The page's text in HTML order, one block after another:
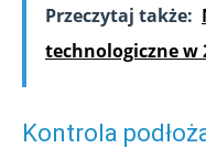
Przeczytaj także:
technologiczne w
Kontrola